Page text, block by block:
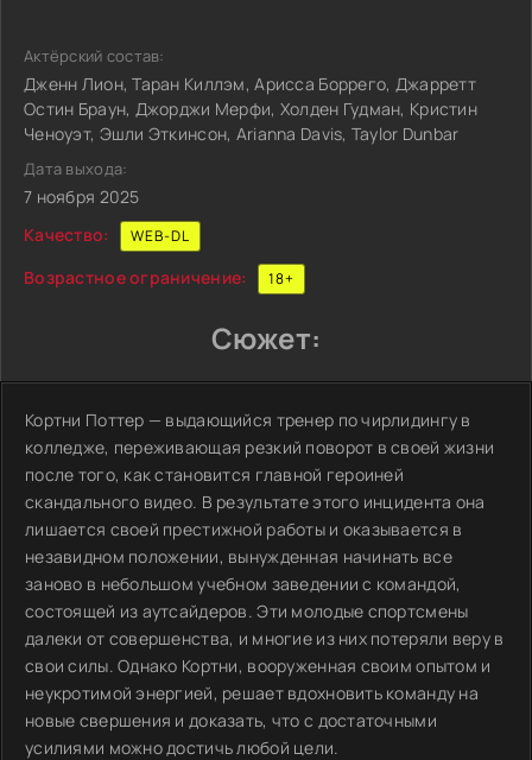
Актёрский состав:
Дженн Лион, Таран Киллэм, Арисса Боррего, Джарретт
Остин Браун, Джорджи Мерфи, Холден Гудман, Кристин
Ченоуэт, Эшли Эткинсон, Arianna Davis, Taylor Dunbar
Дата выхода:
7 ноября 2025
Качество:
WEB-DL
Возрастное ограничение: 18+
Сюжет:
Кортни Поттер — выдающийся тренер по чирлидингу в
колледже, переживающая резкий поворот в своей жизни
после того, как становится главной героиней
скандального видео. В результате этого инцидента она
лишается своей престижной работы и оказывается в
незавидном положении, вынужденная начинать все
заново в небольшом учебном заведении с командой,
состоящей из аутсайдеров. Эти молодые спортсмены
далеки от совершенства, и многие из них потеряли веру в
свои силы. Однако Кортни, вооруженная своим опытом и
неукротимой энергией, решает вдохновить команду на
новые свершения и доказать, что с достаточными
усилиями можно достичь любой цели.